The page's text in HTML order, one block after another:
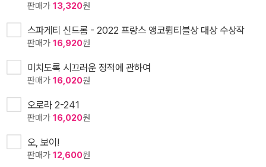
판매가 13,320원
스파게티 신드롬 - 2022 프랑스 앵코륍티블상 대상 수상작
판매가 16,920원
미치도록 시끄러운 정적에 관하여
판매가 16,020원
오로라 2-241
판매가 16,020원
오, 보이!
판매가 12,600원